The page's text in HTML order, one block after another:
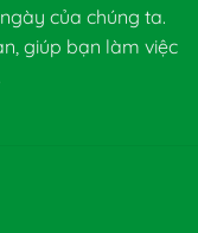
của chúng ta.
giúp bạn làm việc